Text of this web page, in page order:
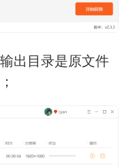
出目录是原文件